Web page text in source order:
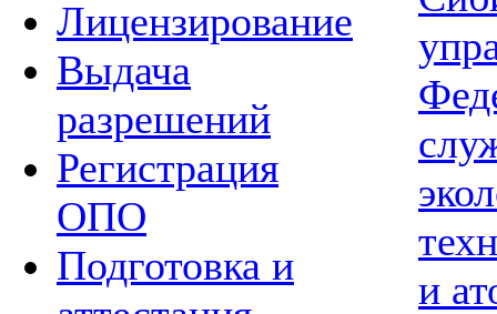
Лицензирование
Выдача
разрешений
Регистрация
ОПО
Подготовка и
и